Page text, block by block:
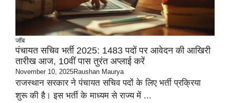
जॉब
पंचायत सचिव भर्ती 2025: 1483 पदों पर आवेदन की आखिरी
तारीख आज, 10वीं पास तुरंत अप्लाई करें
November 10, 2025Raushan Maurya
राजस्थान सरकार ने पंचायत सचिव पदों के लिए भर्ती प्रक्रिया
शुरू की है। इस भर्ती के माध्यम से राज्य में ...